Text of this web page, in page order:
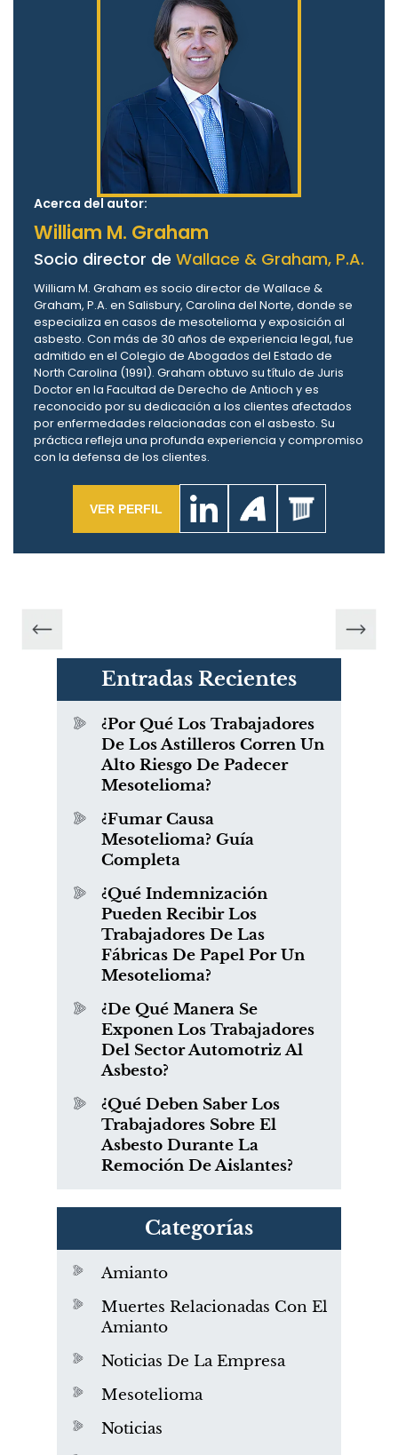
Acerca del autor:
William M. Graham
Socio director de Wallace & Graham, P.A.
William M. Graham es socio director de Wallace &
Graham, P.A. en Salisbury, Carolina del Norte, donde se
especializa en casos de mesotelioma y exposición al
asbesto. Con más de 30 años de experiencia legal, fue
admitido en el Colegio de Abogados del Estado de
North Carolina (1991). Graham obtuvo su título de Juris
Doctor en la Facultad de Derecho de Antioch y es
reconocido por su dedicación a los clientes afectados
por enfermedades relacionadas con el asbesto. Su
práctica refleja una profunda experiencia y compromiso
con la defensa de los clientes.
VER PERFIL
Entradas Recientes
¿Por Qué Los Trabajadores
De Los Astilleros Corren Un
Alto Riesgo De Padecer
Mesotelioma?
¿Fumar Causa
Mesotelioma? Guía
Completa
¿Qué Indemnización
Pueden Recibir Los
Trabajadores De Las
Fábricas De Papel Por Un
Mesotelioma?
¿De Qué Manera Se
Exponen Los Trabajadores
Del Sector Automotriz Al
Asbesto?
¿Qué Deben Saber Los
Trabajadores Sobre El
Asbesto Durante La
Remoción De Aislantes?
Categorías
Amianto
Muertes Relacionadas Con El
Amianto
Noticias De La Empresa
Mesotelioma
Noticias